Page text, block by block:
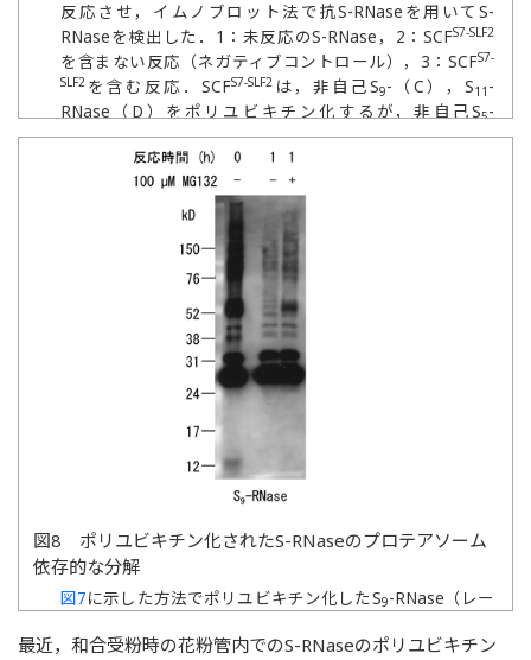
反応させ，イムノブロット法で抗S-RNaseを用いてS-
RNaseを検出した．1：未反応のS-RNase，2：SCFS7-SLF2
を含まない反応（ネガティブコントロール），3：SCFS7-
SLF2 を含む反応．SCFS7-SLF2 は，非自己S9-（C），S11 -
RNase（D）をポリユビキチン化するが，非自己S5-
RNase（A）と自己S7-RNase（B）はユビキチン化しな
い．Plant Journal
（onlinelibrary.wiley.com/journal/10.1111/(ISSN)1365-
313X）より許諾を得て転載（Entani, T., Kubo, K.-i.,
Isogai, S., Fukao, Y., Shirakawa, M., Isogai, A., &
Takayama, S. (2014) Ubiquitin-proteasome–mediated
degradation of S-RNase in a solanaceous cross-
compatibility reaction. Plant J. ,78
図8 ポリユビキチン化されたS-RNaseのプロテアソーム
依存的な分解
図7に示した方法でポリユビキチン化したS9-RNase（レー
する（レーン中）が，この消失はプロテアソームインヒビ
最近，和合受粉時の花粉管内でのS-RNaseのポリユビキチン